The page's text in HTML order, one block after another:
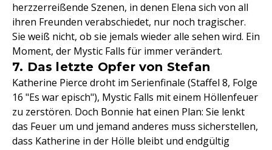
herzzerreißende Szenen, in denen Elena sich von all
ihren Freunden verabschiedet, nur noch tragischer.
Sie weiß nicht, ob sie jemals wieder alle sehen wird. Ein
Moment, der Mystic Falls für immer verändert.
7. Das letzte Opfer von Stefan
Katherine Pierce droht im Serienfinale (Staffel 8, Folge
16 "Es war episch"), Mystic Falls mit einem Höllenfeuer
zu zerstören. Doch Bonnie hat einen Plan: Sie lenkt
das Feuer um und jemand anderes muss sicherstellen,
dass Katherine in der Hölle bleibt und endgültig